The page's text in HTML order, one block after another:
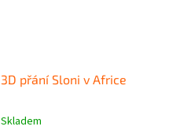
3D přání Sloni v Africe
Skladem